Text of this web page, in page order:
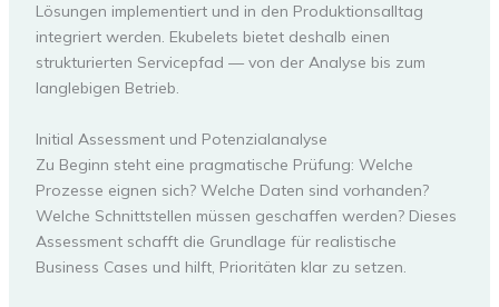
Lösungen implementiert und in den Produktionsalltag
integriert werden. Ekubelets bietet deshalb einen
strukturierten Servicepfad — von der Analyse bis zum
langlebigen Betrieb.
Initial Assessment und Potenzialanalyse
Zu Beginn steht eine pragmatische Prüfung: Welche
Prozesse eignen sich? Welche Daten sind vorhanden?
Welche Schnittstellen müssen geschaffen werden? Dieses
Assessment schafft die Grundlage für realistische
Business Cases und hilft, Prioritäten klar zu setzen.